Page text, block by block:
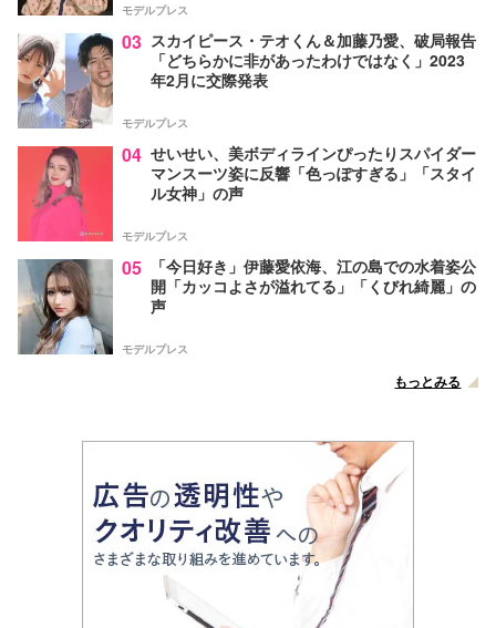
モデルプレス
03 スカイピース・テオくん＆加藤乃愛、破局報告
「どちらかに非があったわけではなく」2023
年2月に交際発表
モデルプレス
04 せいせい、美ボディラインぴったりスパイダー
マンスーツ姿に反響「色っぽすぎる」「スタイ
ル女神」の声
モデルプレス
05
「今日好き」伊藤愛依海、江の島での水着姿公
開「カッコよさが溢れてる」「くびれ綺麗」の
声
モデルプレス
もっとみる